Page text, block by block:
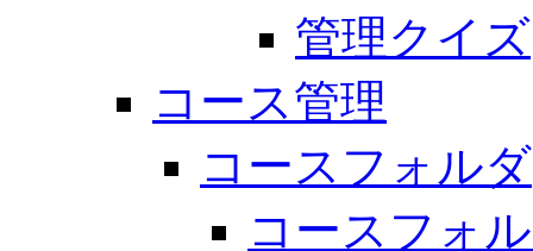
管理クイズ
コース管理
コースフォルダ
コースフォ